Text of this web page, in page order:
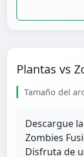
Plantas vs
Tamaño del
Descargue
Zombies
Disfruta de